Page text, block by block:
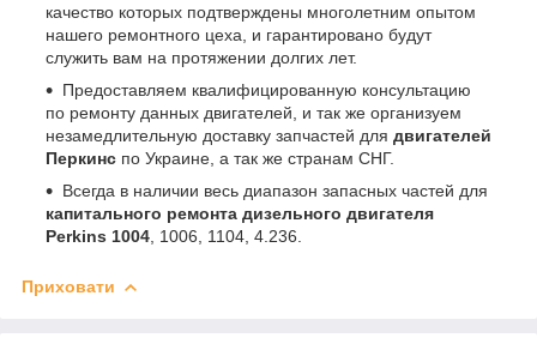
качество которых подтверждены многолетним опытом
нашего ремонтного цеха, и гарантировано будут
служить вам на протяжении долгих лет.
Предоставляем квалифицированную консультацию
по ремонту данных двигателей, и так же организуем
незамедлительную доставку запчастей для двигателей
Перкинс по Украине, а так же странам СНГ.
Всегда в наличии весь диапазон запасных частей для
капитального ремонта дизельного двигателя
Perkins 1004 , 1006, 1104, 4.236.
Приховати